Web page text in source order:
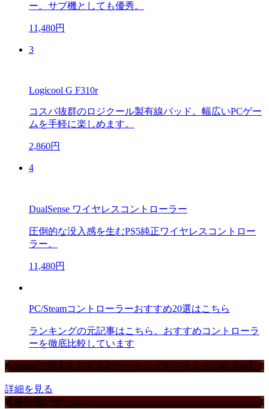
ー。サブ機としても優秀。
11,480円
3
Logicool G F310r
コスパ抜群のロジクール製有線パッド。幅広いPCゲー
ムを手軽に楽しめます。
2,860円
4
DualSense ワイヤレスコントローラー
圧倒的な没入感を生むPS5純正ワイヤレスコントロー
ラー。
11,480円
PC/Steamコントローラーおすすめ20選はこちら
ランキングの元記事はこちら。おすすめコントローラ
ーを徹底比較しています
Amazonで買えるおすすめゲーミングデバイスまとめ【ad】
詳細を見る
攻略取扱いゲーム